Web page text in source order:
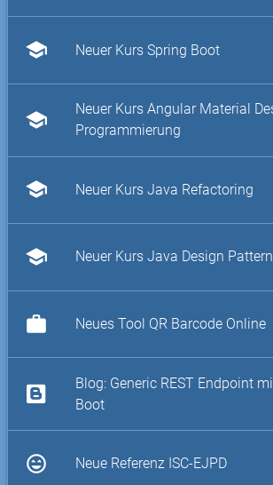
school Neuer Kurs Spring Boot
school
Neuer Kurs Angular Material
Programmierung
school Neuer Kurs Java Refactoring
school Neuer Kurs Java Design
work Neues Tool QR Barcode Online
Blog: Generic REST Endpoint
Boot
sentiment_very_satisfied Neue Referenz ISC-EJPD